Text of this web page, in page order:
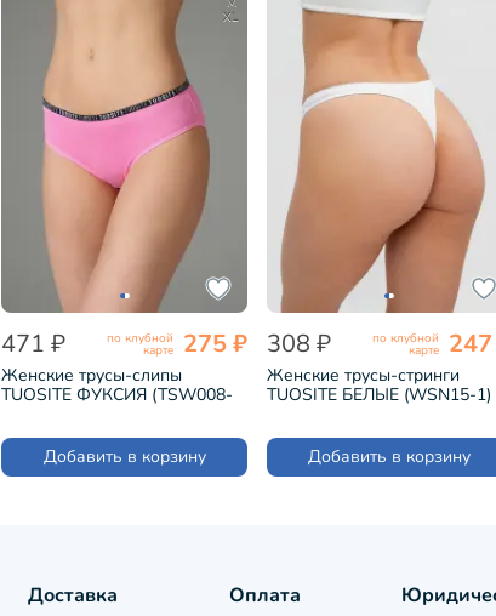
XL
471 ₽ по клубной
карте 275 ₽
Женские трусы-слипы
TUOSITE ФУКСИЯ (TSW008-
Добавить в корзину
308 ₽ по клубной
карте
Женские трусы-стринги
TUOSITE БЕЛЫЕ (WSN15-1)
Добавить в корзину
Доставка Оплата